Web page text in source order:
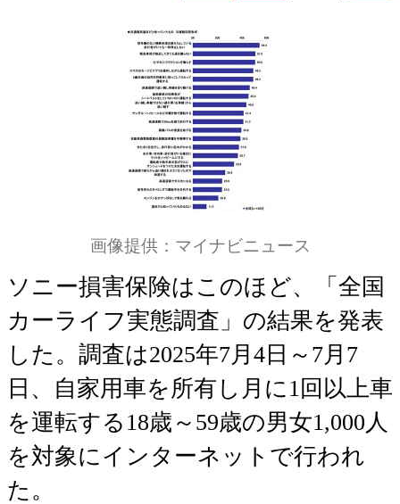
画像提供：マイナビニュース
ソニー損害保険はこのほど、「全国
カーライフ実態調査」の結果を発表
した。調査は2025年7月4日～7月7
日、自家用車を所有し月に1回以上車
を運転する18歳～59歳の男女1,000人
を対象にインターネットで行われ
た。